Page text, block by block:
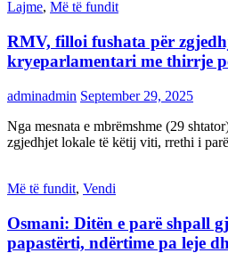
Lajme, Më të fundit
RMV, filloi fushata për
kryeparlamentari me thirrje
adminadmin September 29, 2025
Nga mesnata e mbrëmshme (29
zgjedhjet lokale të këtij viti, rrethi i
Më të fundit, Vendi
Osmani: Ditën e parë shpall
papastërti, ndërtime pa leje